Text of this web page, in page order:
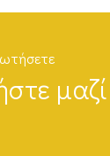
μαζί